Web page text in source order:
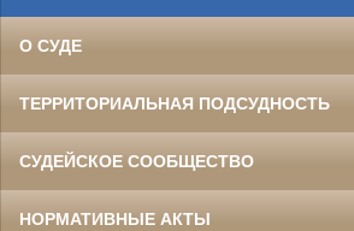
О СУДЕ
ТЕРРИТОРИАЛЬНАЯ ПОДСУДНОСТЬ
СУДЕЙСКОЕ СООБЩЕСТВО
НОРМАТИВНЫЕ АКТЫ